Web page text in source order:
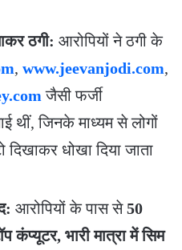
ठगी: आरोपियों ने ठगी के
, www.jeevanjodi.com,
जैसी फर्जी
थीं, जिनके माध्यम से लोगों
दिखाकर धोखा दिया जाता
आरोपियों के पास से50
कंप्यूटर, भारी मात्रा में सिम